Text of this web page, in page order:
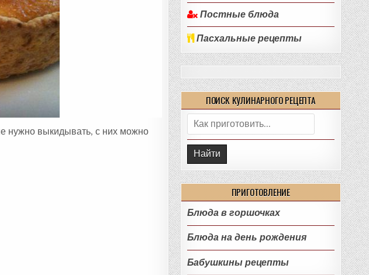
нужно выкидывать, с них можно
Постные блюда
Пасхальные рецепты
ПОИСК КУЛИНАРНОГО РЕЦЕПТА
Поиск:
ПРИГОТОВЛЕНИЕ
Блюда в горшочках
Блюда на день рождения
Бабушкины рецепты